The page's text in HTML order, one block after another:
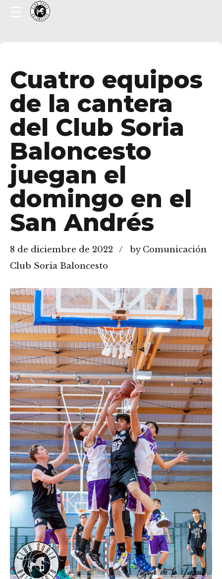
Cuatro equipos
de la cantera
del Club Soria
Baloncesto
juegan el
domingo en el
San Andrés
8 de diciembre de 2022
by Comunicación
Club Soria Baloncesto